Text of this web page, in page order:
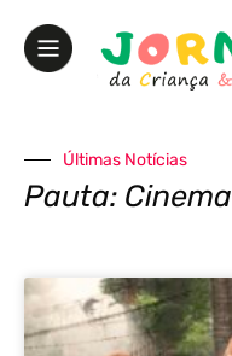
Últimas Notícias
Pauta: Cinema